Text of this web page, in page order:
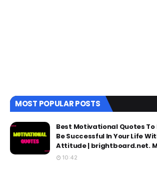
MOST POPULAR POSTS
Best Motivational Quotes To
Be Successful In Your Life
Attitude | brightboard.net.
10:42